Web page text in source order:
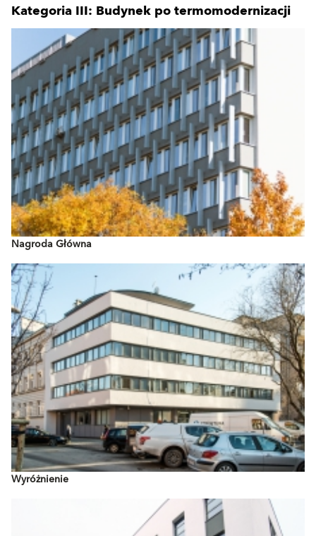
Kategoria III: Budynek po termomodernizacji
Nagroda Główna
Wyróżnienie